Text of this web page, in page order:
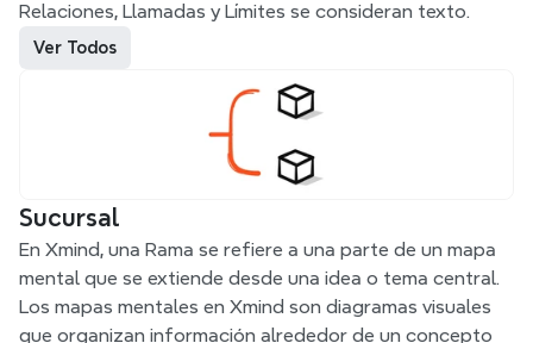
Relaciones, Llamadas y Límites se consideran texto.
Ver Todos
Sucursal
En Xmind, una Rama se refiere a una parte de un mapa
mental que se extiende desde una idea o tema central.
Los mapas mentales en Xmind son diagramas visuales
que organizan información alrededor de un concepto